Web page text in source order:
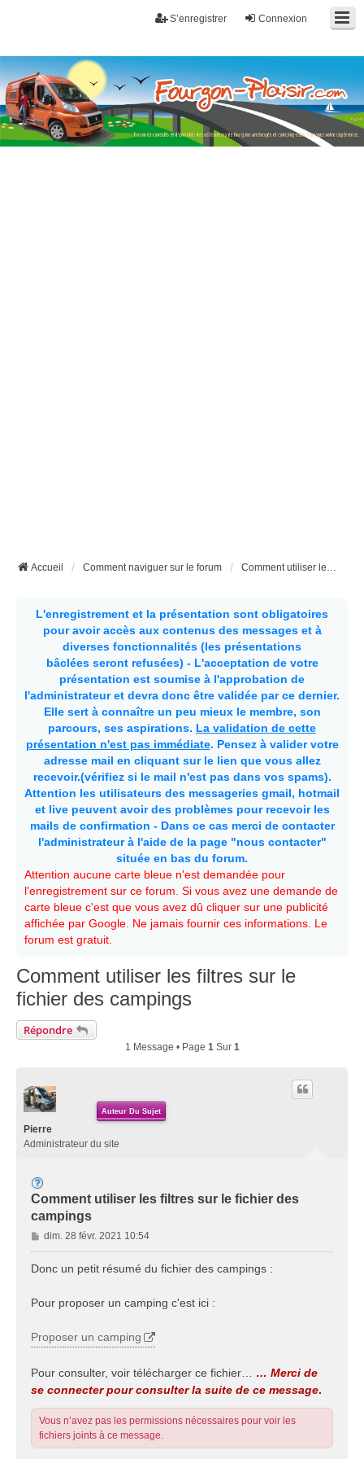
Connexion
S’enregistrer
Fourgon-plaisir.com
Forum de conseils et d'entraide des utilisateurs de fourgons, fourgons
aménagés, vans et de camping-car. Partagez votre expérience.
Accueil Comment naviguer sur le forum Comment utiliser les filtres sur le fichier des campings
L'enregistrement et la présentation sont obligatoires
pour avoir accès aux contenus des messages et à
diverses fonctionnalités (les présentations
bâclées seront refusées) - L'acceptation de votre
présentation est soumise à l'approbation de
l'administrateur et devra donc être validée par ce dernier.
Elle sert à connaître un peu mieux le membre, son
parcours, ses aspirations. La validation de cette
présentation n'est pas immédiate. Pensez à valider votre
adresse mail en cliquant sur le lien que vous allez
recevoir.(vérifiez si le mail n'est pas dans vos spams).
Attention les utilisateurs des messageries gmail, hotmail
et live peuvent avoir des problèmes pour recevoir les
mails de confirmation - Dans ce cas merci de contacter
l'administrateur à l'aide de la page "nous contacter"
située en bas du forum.
Attention aucune carte bleue n'est demandée pour
l'enregistrement sur ce forum. Si vous avez une demande de
carte bleue c'est que vous avez dû cliquer sur une publicité
affichée par Google. Ne jamais fournir ces informations. Le
forum est gratuit.
Comment utiliser les filtres sur le
fichier des campings
Répondre
1 Message • Page 1Sur 1
Auteur Du Sujet
Pierre
Administrateur du site
Comment utiliser les filtres sur le fichier des
campings
M
e
g
dim. 28 févr. 2021 10:54
Donc un petit résumé du fichier des campings :
Pour proposer un camping c'est ici :
Proposer un camping
Pour consulter, voir télécharger ce fichier…
… Merci de
se connecter pour consulter la suite de ce message.
Vous n’avez pas les permissions nécessaires pour voir les
fichiers joints à ce message.